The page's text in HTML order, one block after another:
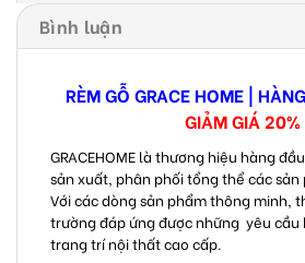
Bình luận
RÈM GỖ GRACE HOME |
GIẢM GIÁ 20%
GRACEHOME là thương hiệu hàng
sản xuất, phân phối tổng thể các sản
Với các dòng sản phẩm thông minh,
trường đáp ứng được những yêu
trang trí nội thất cao cấp.